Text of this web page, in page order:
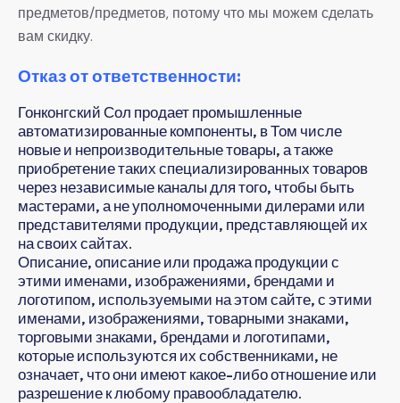
предметов/предметов, потому что мы можем сделать
вам скидку.
Отказ от ответственности:
Гонконгский Сол продает промышленные
автоматизированные компоненты, в Том числе
новые и непроизводительные товары, а также
приобретение таких специализированных товаров
через независимые каналы для того, чтобы быть
мастерами, а не уполномоченными дилерами или
представителями продукции, представляющей их
на своих сайтах.
Описание, описание или продажа продукции с
этими именами, изображениями, брендами и
логотипом, используемыми на этом сайте, с этими
именами, изображениями, товарными знаками,
торговыми знаками, брендами и логотипами,
которые используются их собственниками, не
означает, что они имеют какое-либо отношение или
разрешение к любому правообладателю.